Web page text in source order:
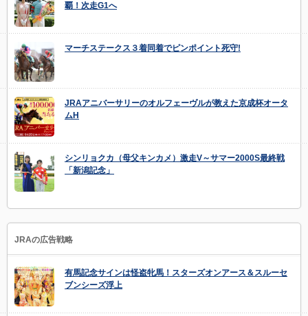
覇！次走G1へ
マーチステークス３着同着でピンポイント死守!
JRAアニバーサリーのオルフェーヴルが教えた京成杯オータ
ムH
シンリョクカ（母父キンカメ）激走V～サマー2000S最終戦
「新潟記念」
JRAの広告戦略
有馬記念サインは怪盗牝馬！スターズオンアース＆スルーセ
ブンシーズ浮上